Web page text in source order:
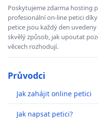
Poskytujeme zdarma hosting
profesionální on-line petici
petice jsou každý den
skvělý způsob, jak upoutat
věcech rozhodují.
Průvodci
Jak zahájit online petici
Jak napsat petici?